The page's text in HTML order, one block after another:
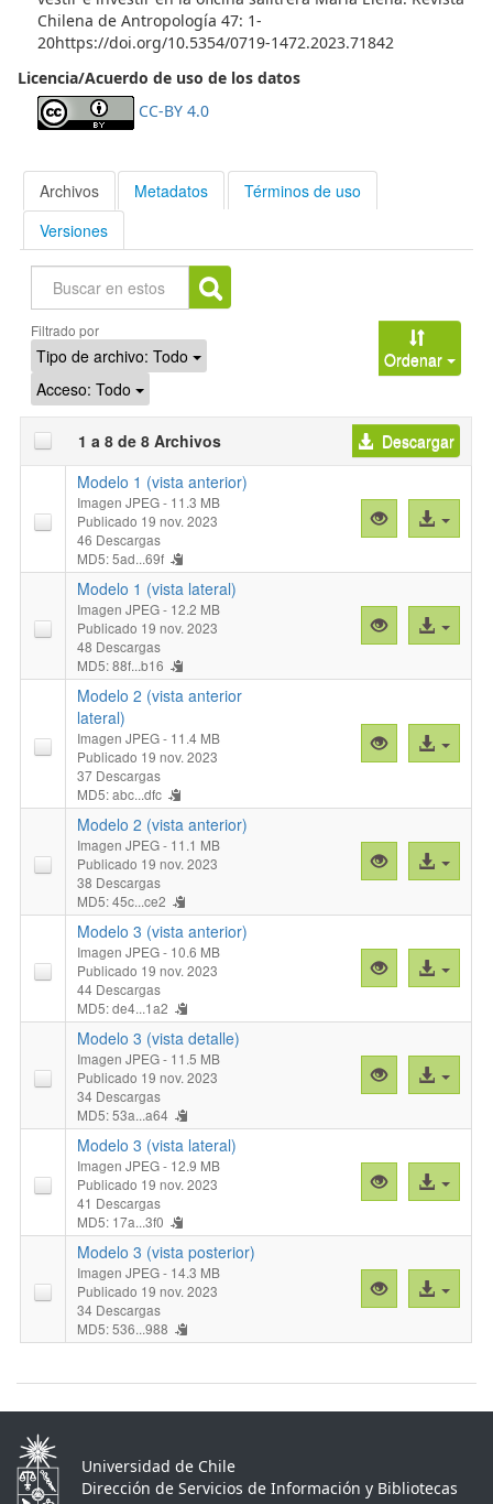
Chilena de Antropología 47: 1-
20https://doi.org/10.5354/0719-1472.2023.71842
Licencia/Acuerdo de uso de los datos
CC-BY 4.0
Archivos Metadatos
Términos de uso
Versiones
Buscar
Filtrado por
Tipo de archivo: Todo
Acceso: Todo
Ordenar
1 a 8 de 8 Archivos
Descargar
Modelo 1 (vista anterior)
Imagen JPEG- 11.3 MB
Publicado 19 nov. 2023
46 Descargas
MD5: 5ad...69f
Vista
previa
(vista
anterior)"
Acceso
al
Modelo 1 (vista lateral)
Imagen JPEG- 12.2 MB
Publicado 19 nov. 2023
48 Descargas
MD5: 88f...b16
Vista
previa
lateral)"
Acceso
al
Modelo 2 (vista anterior
lateral)
Imagen JPEG- 11.4 MB
Publicado 19 nov. 2023
37 Descargas
MD5: abc...dfc
Vista
previa
2
anterior
lateral)"
Acceso
al
Modelo 2 (vista anterior)
Imagen JPEG- 11.1 MB
Publicado 19 nov. 2023
38 Descargas
MD5: 45c...ce2
Vista
previa
(vista
anterior)"
Acceso
al
Modelo 3 (vista anterior)
Imagen JPEG- 10.6 MB
Publicado 19 nov. 2023
44 Descargas
MD5: de4...1a2
Vista
previa
(vista
anterior)"
Acceso
al
Modelo 3 (vista detalle)
Imagen JPEG- 11.5 MB
Publicado 19 nov. 2023
34 Descargas
MD5: 53a...a64
Vista
previa
(vista
detalle)"
Acceso
al
Modelo 3 (vista lateral)
Imagen JPEG- 12.9 MB
Publicado 19 nov. 2023
41 Descargas
MD5: 17a...3f0
Vista
previa
(vista
lateral)"
Acceso
al
Modelo 3 (vista posterior)
Imagen JPEG- 14.3 MB
Publicado 19 nov. 2023
34 Descargas
MD5: 536...988
Vista
previa
(vista
Acceso
al
Universidad de Chile
Dirección de Servicios de Información y Bibliotecas